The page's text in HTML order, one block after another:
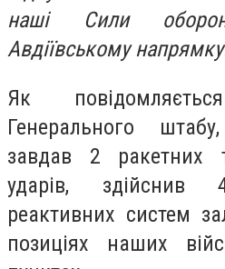
наші Сили
Авдіївському
Як
Генерального
завдав 2 ракетних
ударів, здійснив
реактивних систем
позиціях наших